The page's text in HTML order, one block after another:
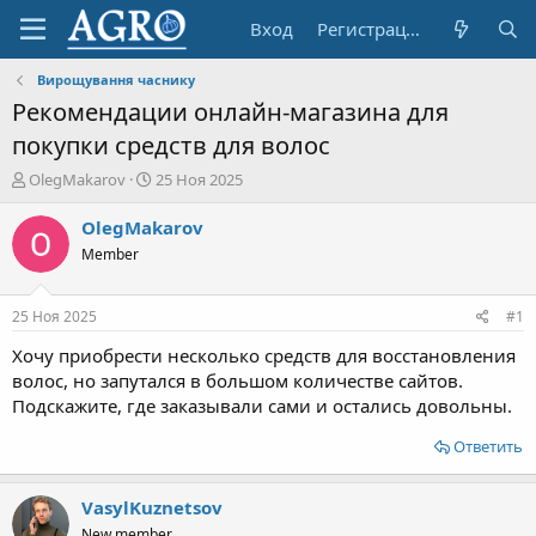
Вход Регистрация
Вирощування часнику
Рекомендации онлайн-магазина для
покупки средств для волос
А
т
о
р
е
м
ы
OlegMakarov
Д
т
л
25 Ноя 2025
OlegMakarov
Member
25 Ноя 2025 #1
Хочу приобрести несколько средств для восстановления
волос, но запутался в большом количестве сайтов.
Подскажите, где заказывали сами и остались довольны.
Ответить
VasylKuznetsov